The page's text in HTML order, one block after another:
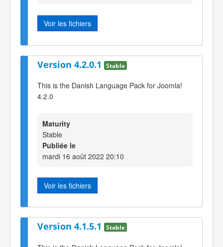
Voir les fichiers
Version 4.2.0.1 Stable
This is the Danish Language Pack for Joomla!
4.2.0
Maturity
Stable
Publiée le
mardi 16 août 2022 20:10
Voir les fichiers
Version 4.1.5.1 Stable